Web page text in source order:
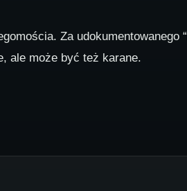
Za udokumentowanego
ale może być też karane.